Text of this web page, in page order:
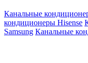
Канальные
кондиционеры Hisense
Samsung Канальные